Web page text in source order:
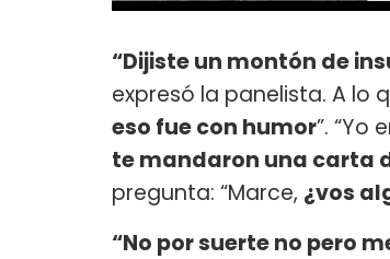
“Dijiste un montón de
expresó la panelista. A lo
eso fue con humor”. “Yo
te mandaron una carta
pregunta: “Marce, ¿vos
“No por suerte no pero